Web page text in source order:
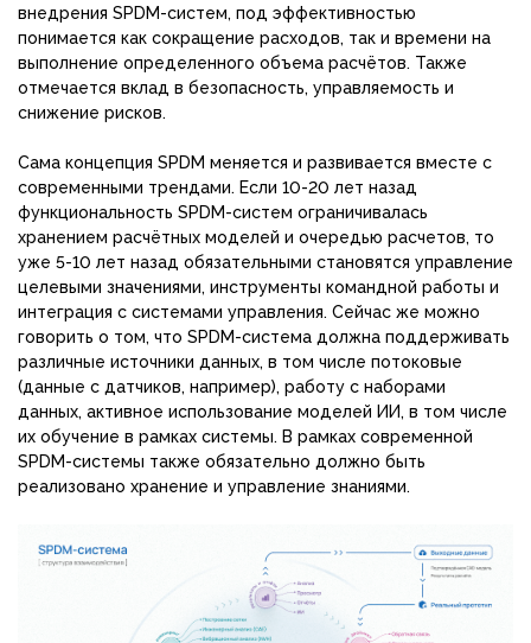
внедрения SPDM-систем, под эффективностью
понимается как сокращение расходов, так и времени на
выполнение определенного объема расчётов. Также
отмечается вклад в безопасность, управляемость и
снижение рисков.
Сама концепция SPDM меняется и развивается вместе с
современными трендами. Если 10-20 лет назад
функциональность SPDM-систем ограничивалась
хранением расчётных моделей и очередью расчетов, то
уже 5-10 лет назад обязательными становятся управление
целевыми значениями, инструменты командной работы и
интеграция с системами управления. Сейчас же можно
говорить о том, что SPDM-система должна поддерживать
различные источники данных, в том числе потоковые
(данные с датчиков, например), работу с наборами
данных, активное использование моделей ИИ, в том числе
их обучение в рамках системы. В рамках современной
SPDM-системы также обязательно должно быть
реализовано хранение и управление знаниями.